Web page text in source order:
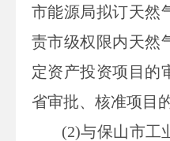
市能源局拟订天然
责市级权限内天然
定资产投资项目的
省审批、核准项目
(2)与保山市工